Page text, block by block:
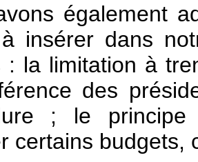
également
insérer dans
: la limitation à
des
; le principe
certains budgets,